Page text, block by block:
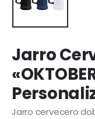
Jarro
Jarro cervecero